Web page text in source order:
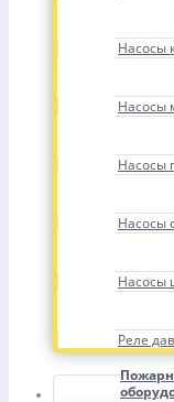
Насосы
Насосы
Насосы
Насосы
Насосы
Реле